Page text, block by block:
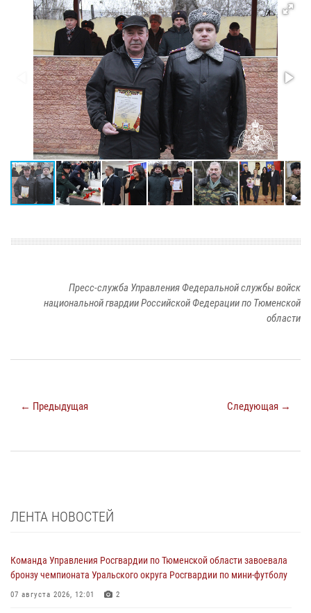
Пресс-служба Управления Федеральной службы войск
национальной гвардии Российской Федерации по Тюменской
области
← Предыдущая Следующая →
ЛЕНТА НОВОСТЕЙ
Команда Управления Росгвардии по Тюменской области завоевала
бронзу чемпионата Уральского округа Росгвардии по мини-футболу
07 августа 2026, 12:01 2